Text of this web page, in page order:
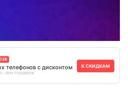
телефонов с дисконтом
ИНН 7703380158
К СКИДКАМ